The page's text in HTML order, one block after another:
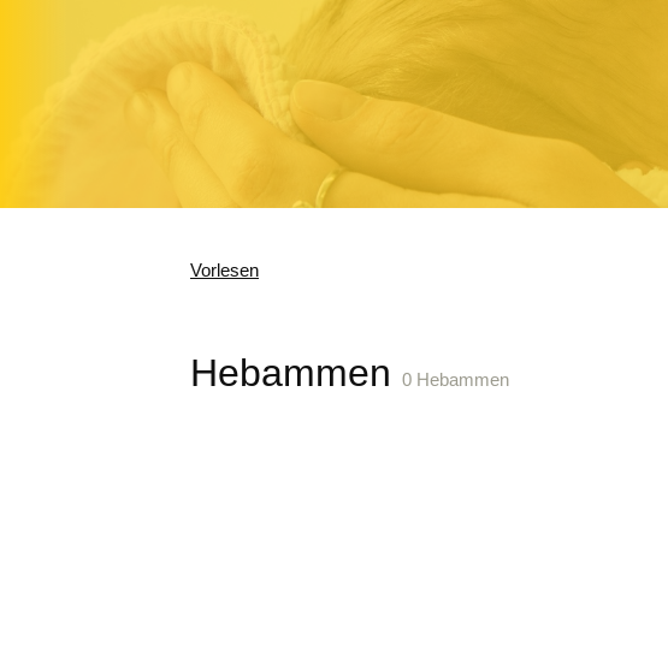
Vorlesen
Hebammen0 Hebammen